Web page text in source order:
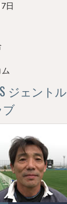
日
ジェントル
ブ